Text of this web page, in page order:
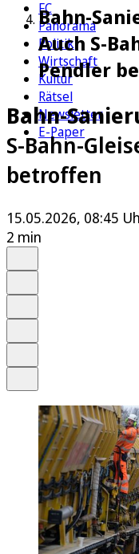
FC
Panorama
Politik
Wirtschaft
Kultur
Rätsel
Newsletter
E-Paper
Bahn-
Auch S-
Pendler
Bahn-
S-Bahn-
betroffen
15.05.2026, 08:45
2 min